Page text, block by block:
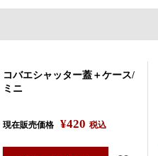
コバエシャッター蓋＋ケース/
ミニ
現在販売価格 ¥420 税込